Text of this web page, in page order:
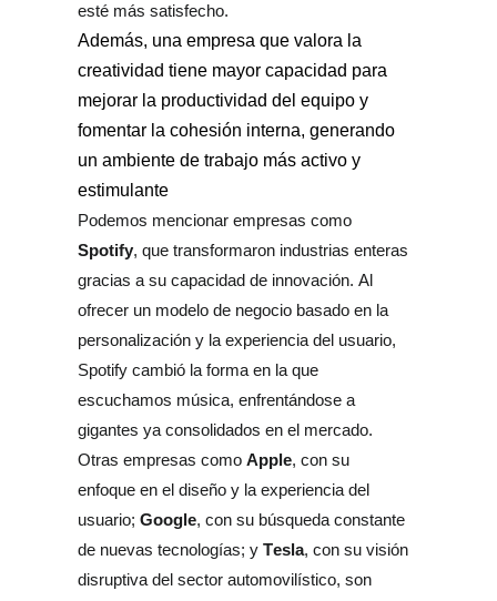
esté más satisfecho.
Además, una empresa que valora la
creatividad tiene mayor capacidad para
mejorar la productividad del equipo y
fomentar la cohesión interna, generando
un ambiente de trabajo más activo y
estimulante
Spotify, que transformaron industrias enteras
gracias a su capacidad de innovación. Al
ofrecer un modelo de negocio basado en la
personalización y la experiencia del usuario,
Spotify cambió la forma en la que
escuchamos música, enfrentándose a
gigantes ya consolidados en el mercado.
Otras empresas como Apple, con su
enfoque en el diseño y la experiencia del
usuario; Google, con su búsqueda constante
de nuevas tecnologías; y Tesla, con su visión
disruptiva del sector automovilístico, son